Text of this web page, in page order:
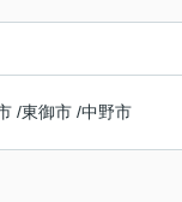
/東御市 /中野市